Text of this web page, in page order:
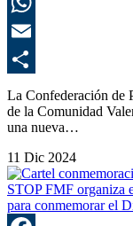
La Confederación de
de la Comunidad
una nueva…
11 Dic 2024
STOP FMF organiza
para conmemorar el